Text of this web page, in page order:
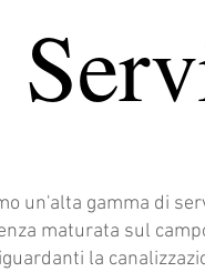
un'alta gamma di
maturata sul
la